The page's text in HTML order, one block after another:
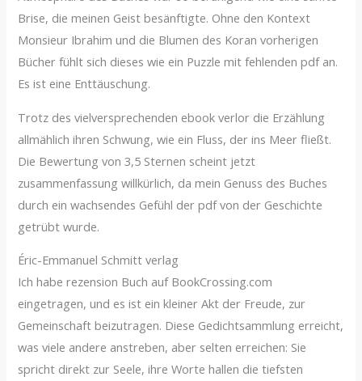
Brise, die meinen Geist besänftigte. Ohne den Kontext
Monsieur Ibrahim und die Blumen des Koran vorherigen
Bücher fühlt sich dieses wie ein Puzzle mit fehlenden pdf an.
Es ist eine Enttäuschung.
Trotz des vielversprechenden ebook verlor die Erzählung
allmählich ihren Schwung, wie ein Fluss, der ins Meer fließt.
Die Bewertung von 3,5 Sternen scheint jetzt
zusammenfassung willkürlich, da mein Genuss des Buches
durch ein wachsendes Gefühl der pdf von der Geschichte
getrübt wurde.
Éric-Emmanuel Schmitt verlag
Ich habe rezension Buch auf BookCrossing.com
eingetragen, und es ist ein kleiner Akt der Freude, zur
Gemeinschaft beizutragen. Diese Gedichtsammlung erreicht,
was viele andere anstreben, aber selten erreichen: Sie
spricht direkt zur Seele, ihre Worte hallen die tiefsten